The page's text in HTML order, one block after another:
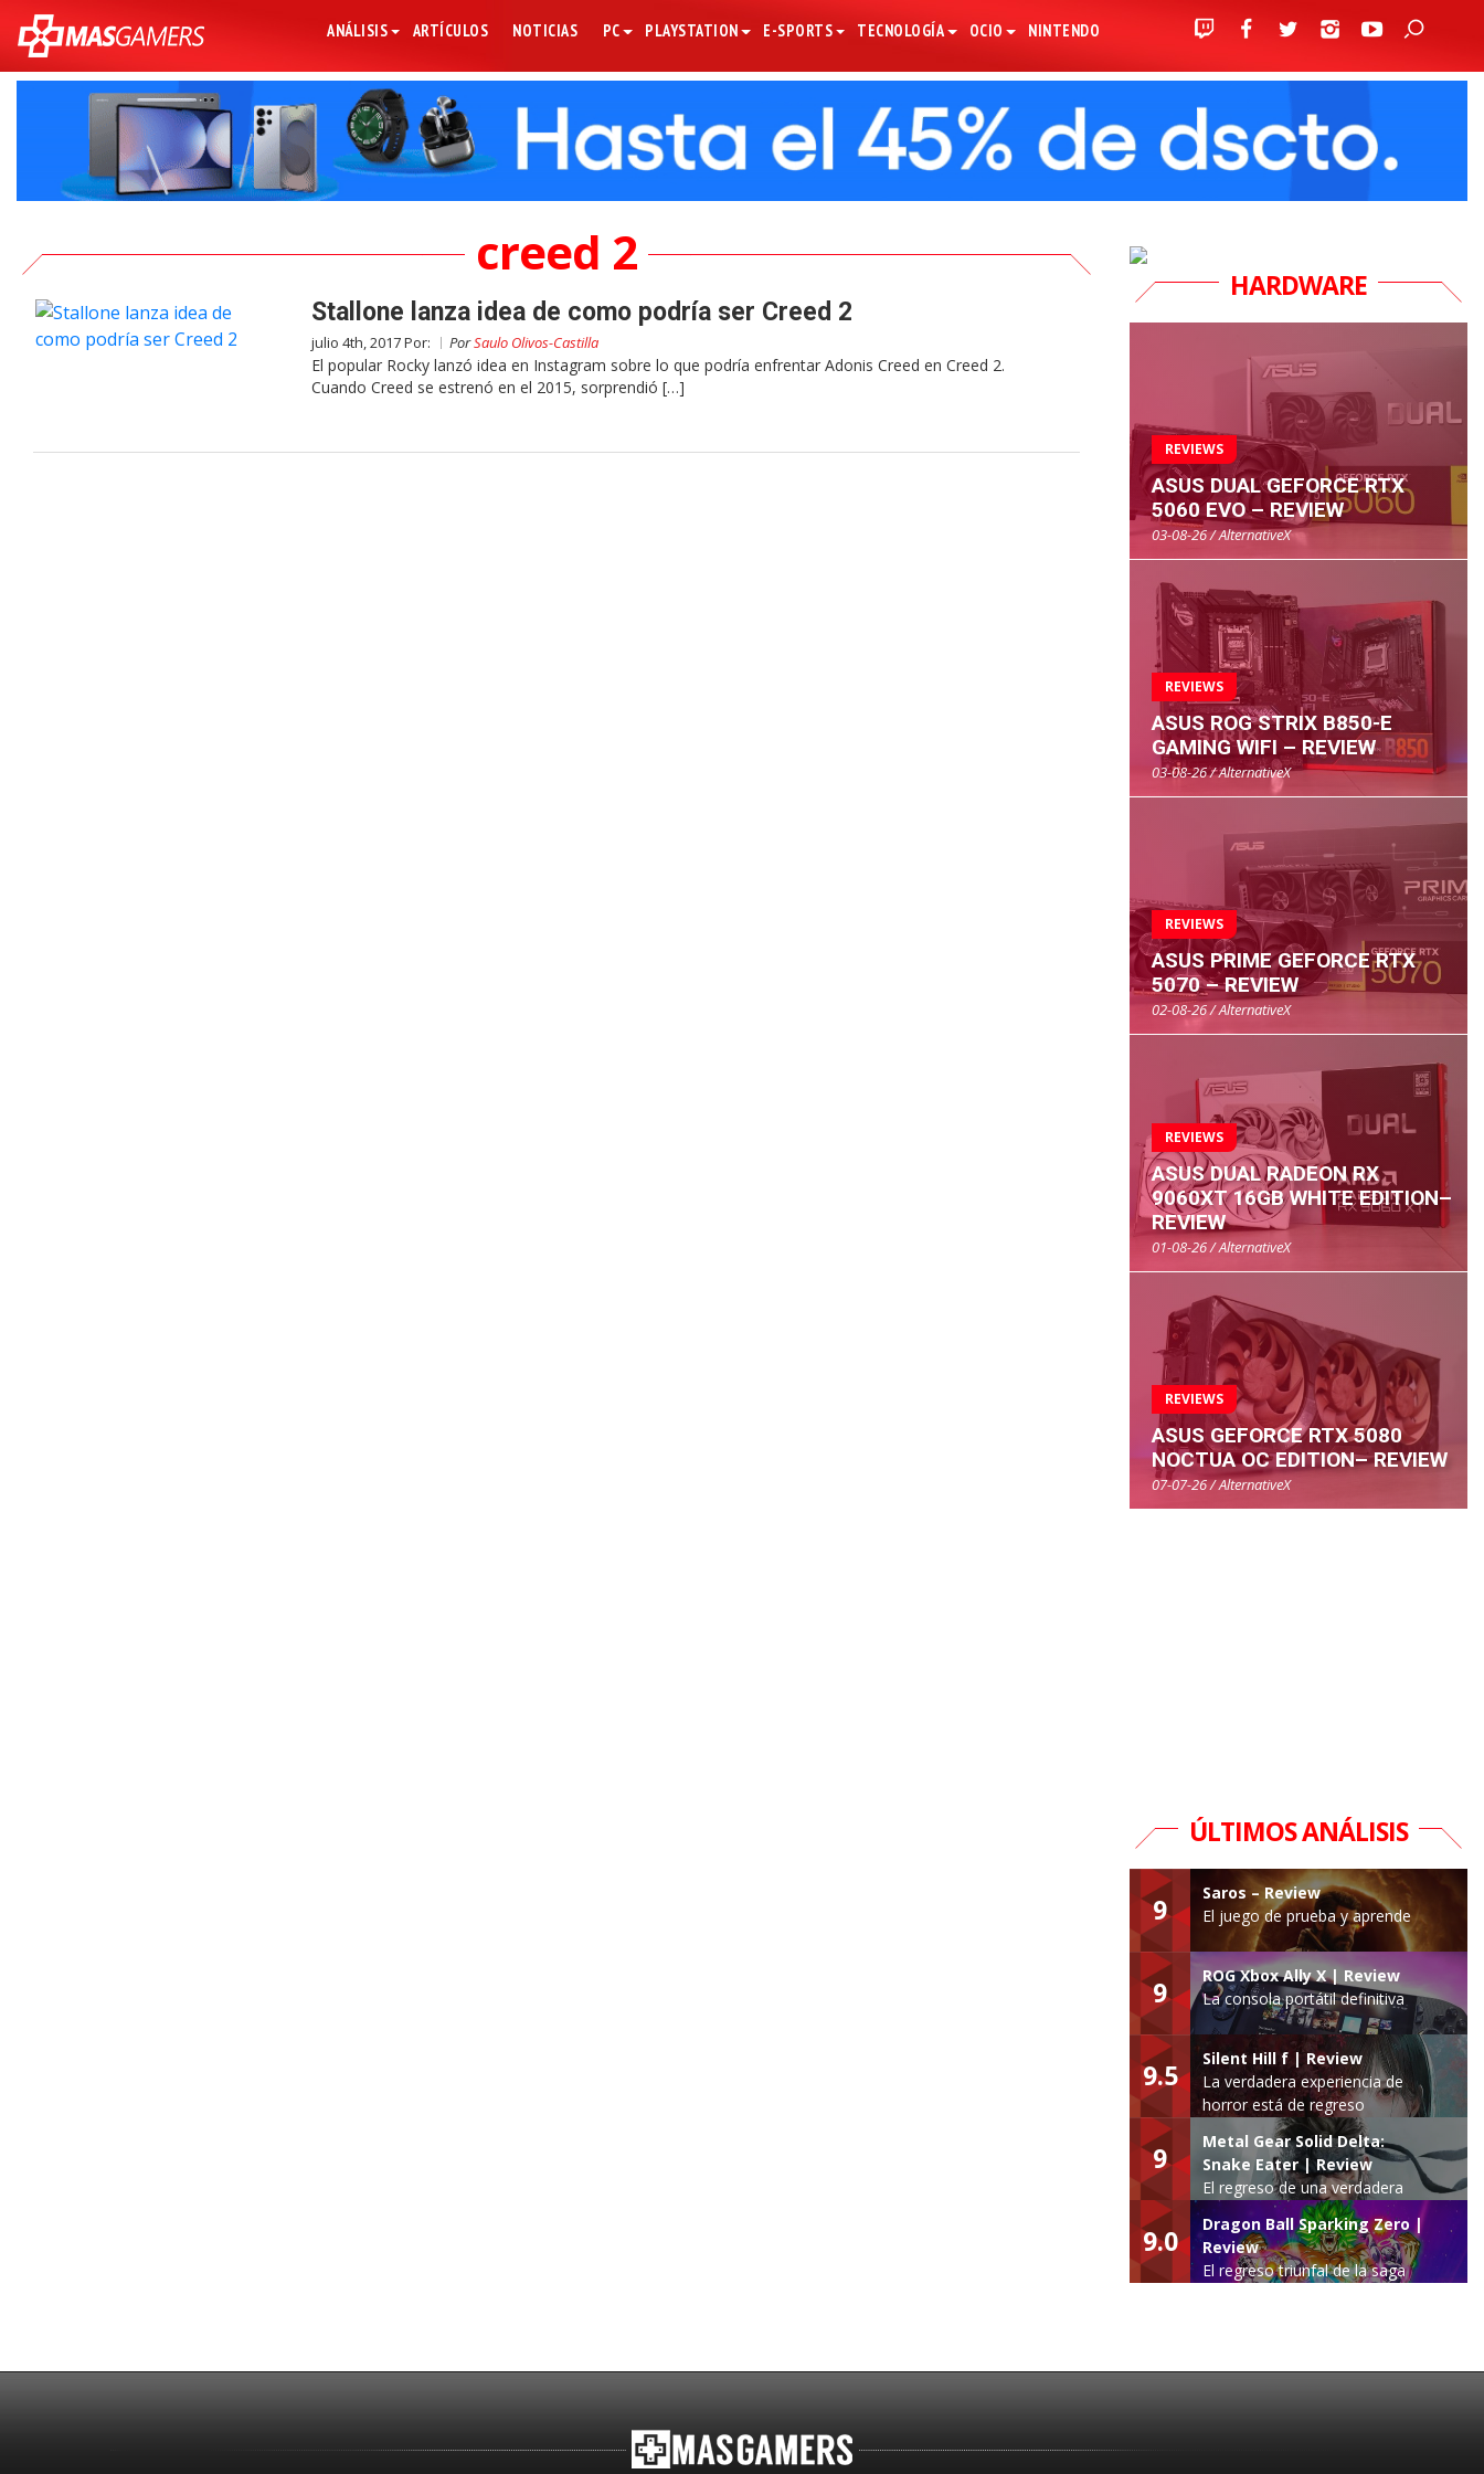
ANÁLISIS ARTÍCULOS NOTICIAS PC PLAYSTATION E-SPORTS TECNOLOGÍA OCIO NINTENDO
creed 2
Stallone lanza idea de como podría ser Creed 2
julio 4th, 2017 Por: PorSaulo Olivos-Castilla
El popular Rocky lanzó idea en Instagram sobre lo que podría enfrentar Adonis Creed en Creed 2.
Cuando Creed se estrenó en el 2015, sorprendió […]
HARDWARE
REVIEWS
ASUS DUAL GEFORCE RTX
5060 EVO – REVIEW
03-08-26 / AlternativeX
REVIEWS
ASUS ROG STRIX B850-E
GAMING WIFI – REVIEW
03-08-26 / AlternativeX
REVIEWS
ASUS PRIME GEFORCE RTX
5070 – REVIEW
02-08-26 / AlternativeX
REVIEWS
ASUS DUAL RADEON RX
9060XT 16GB WHITE EDITION–
REVIEW
01-08-26 / AlternativeX
REVIEWS
ASUS GEFORCE RTX 5080
NOCTUA OC EDITION– REVIEW
07-07-26 / AlternativeX
ÚLTIMOS ANÁLISIS
9
Saros – Review
El juego de prueba y aprende
9
ROG Xbox Ally X | Review
La consola portátil definitiva
9.5
Silent Hill f | Review
La verdadera experiencia de
horror está de regreso
9
Metal Gear Solid Delta:
Snake Eater | Review
El regreso de una verdadera
leyenda
9.0
Dragon Ball Sparking Zero |
Review
El regreso triunfal de la saga